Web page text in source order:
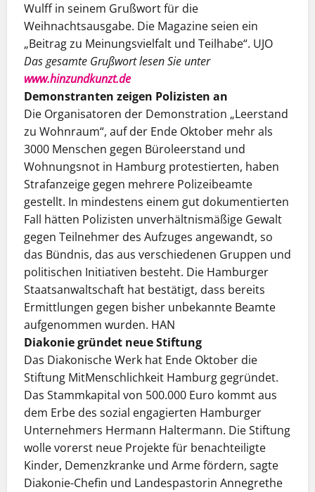
Wulff in seinem Grußwort für die
Weihnachtsausgabe. Die Magazine seien ein
„Beitrag zu Meinungsvielfalt und Teilhabe“. UJO
Das gesamte Grußwort lesen Sie unter
www.hinzundkunzt.de
Demonstranten zeigen Polizisten an
Die Organisatoren der Demonstration „Leerstand
zu Wohnraum“, auf der Ende Oktober mehr als
3000 Menschen gegen Büroleerstand und
Wohnungsnot in Hamburg protestierten, haben
Strafanzeige gegen mehrere Polizeibeamte
gestellt. In mindestens einem gut dokumentierten
Fall hätten Polizisten unverhältnismäßige Gewalt
gegen Teilnehmer des Aufzuges angewandt, so
das Bündnis, das aus verschiedenen Gruppen und
politischen Initiativen besteht. Die Hamburger
Staatsanwaltschaft hat bestätigt, dass bereits
Ermittlungen gegen bisher unbekannte Beamte
aufgenommen wurden. HAN
Diakonie gründet neue Stiftung
Das Diakonische Werk hat Ende Oktober die
Stiftung MitMenschlichkeit Hamburg gegründet.
Das Stammkapital von 500.000 Euro kommt aus
dem Erbe des sozial engagierten Hamburger
Unternehmers Hermann Haltermann. Die Stiftung
wolle vorerst neue Projekte für benachteiligte
Kinder, Demenzkranke und Arme fördern, sagte
Diakonie-Chefin und Landespastorin Annegrethe